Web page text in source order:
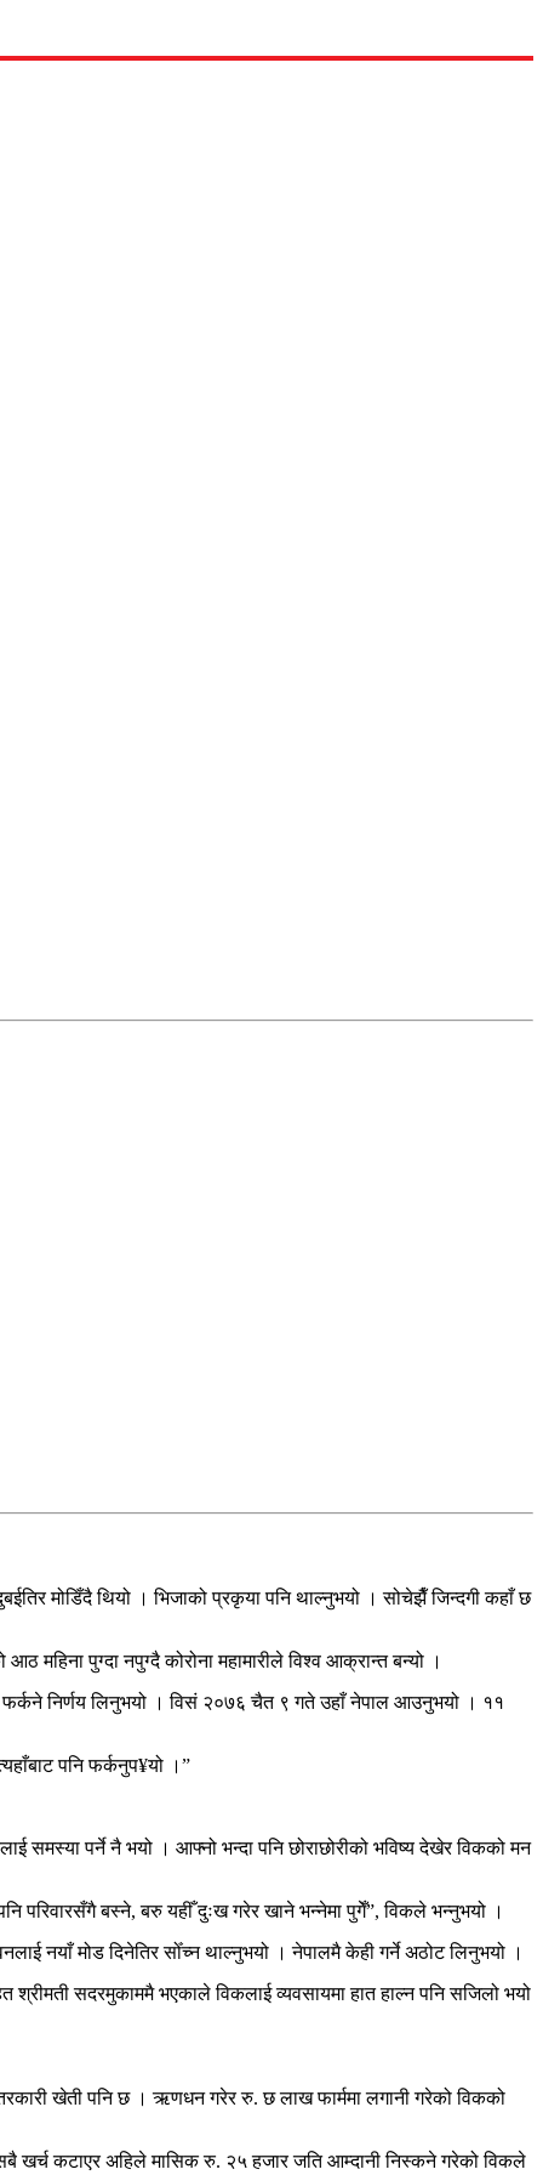
मोडिँदै थियो । भिजाको प्रकृया पनि थाल्नुभयो । सोचेझैँ जिन्दगी कहाँ छ
महिना पुग्दा नपुग्दै कोरोना महामारीले विश्व आक्रान्त बन्यो ।
फर्कने निर्णय लिनुभयो । विसं २०७६ चैत ९ गते उहाँ नेपाल आउनुभयो । ११
पनि फर्कनुप¥यो ।”
समस्या पर्ने नै भयो । आफ्नो भन्दा पनि छोराछोरीको भविष्य देखेर विकको मन
परिवारसँगै बस्ने, बरु यहीँ दुःख गरेर खाने भन्नेमा पुगेँ”, विकले भन्नुभयो ।
नयाँ मोड दिनेतिर सोँच्न थाल्नुभयो । नेपालमै केही गर्ने अठोट लिनुभयो ।
श्रीमती सदरमुकाममै भएकाले विकलाई व्यवसायमा हात हाल्न पनि सजिलो भयो
खेती पनि छ । ऋणधन गरेर रु. छ लाख फार्ममा लगानी गरेको विकको
खर्च कटाएर अहिले मासिक रु. २५ हजार जति आम्दानी निस्कने गरेको विकले